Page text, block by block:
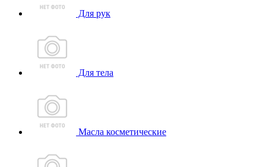
Для рук
Для тела
Масла косметические